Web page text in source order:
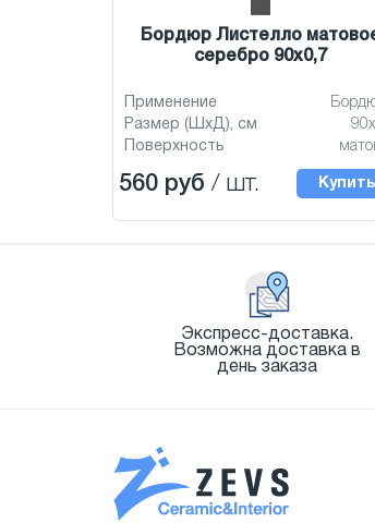
Бордюр Листелло
серебро 90x0,7
Применение
Размер (ШхД), см
Поверхность
560 руб / шт. Купить
Экспресс-доставка.
Возможна доставка в
день заказа